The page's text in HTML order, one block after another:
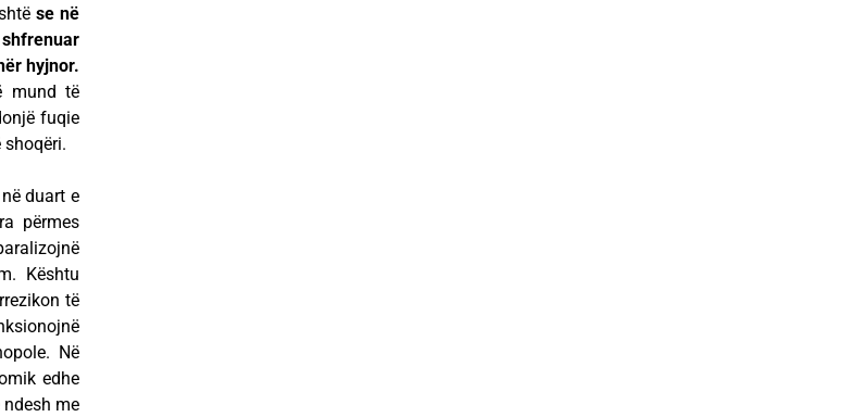
se në
hyjnor.
mund të
fuqie
shoqëri.
duart e
përmes
Kështu
të
Në
edhe
ndesh me